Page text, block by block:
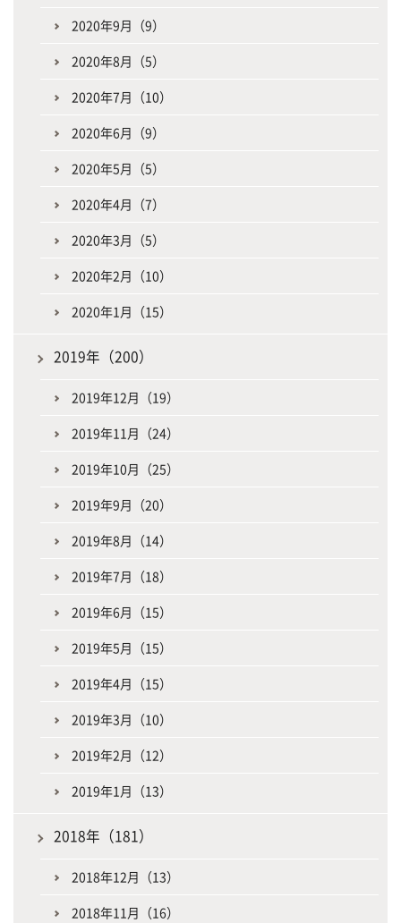
2020年9月（9）
2020年8月（5）
2020年7月（10）
2020年6月（9）
2020年5月（5）
2020年4月（7）
2020年3月（5）
2020年2月（10）
2020年1月（15）
2019年（200）
2019年12月（19）
2019年11月（24）
2019年10月（25）
2019年9月（20）
2019年8月（14）
2019年7月（18）
2019年6月（15）
2019年5月（15）
2019年4月（15）
2019年3月（10）
2019年2月（12）
2019年1月（13）
2018年（181）
2018年12月（13）
2018年11月（16）